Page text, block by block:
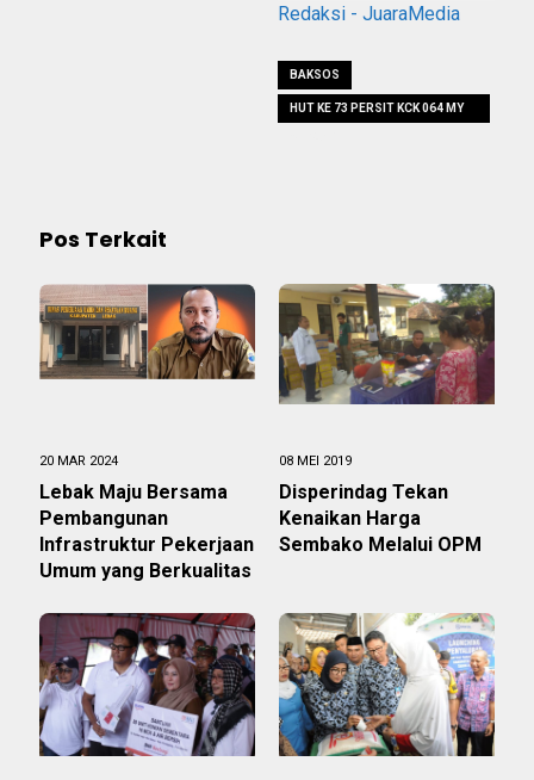
Redaksi - JuaraMedia
BAKSOS
HUT KE 73 PERSIT KCK 064 MY
Pos Terkait
20 MAR 2024
Lebak Maju Bersama
Pembangunan
Infrastruktur Pekerjaan
Umum yang Berkualitas
08 MEI 2019
Disperindag Tekan
Kenaikan Harga
Sembako Melalui OPM